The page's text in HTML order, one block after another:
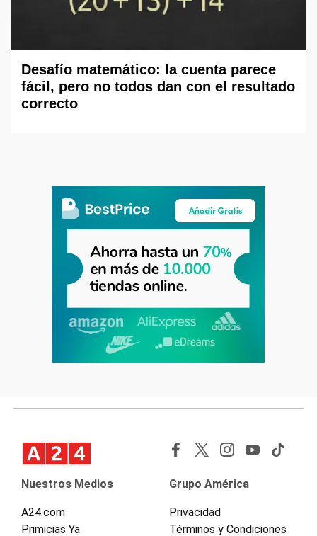
Desafío matemático: la cuenta parece
fácil, pero no todos dan con el resultado
correcto
Nuestros Medios
A24.com
Primicias Ya
Grupo América
Privacidad
Términos y Condiciones